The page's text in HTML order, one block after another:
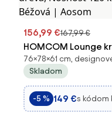
156,99 €167,99 €
HOMCOM Lounge
do obývacej izby s
vankúšom a rámom
dreva, Nosnosť 120
Béžová | Aosom
76×78×61 cm,
Skladom
-5 % 149 €s kódom